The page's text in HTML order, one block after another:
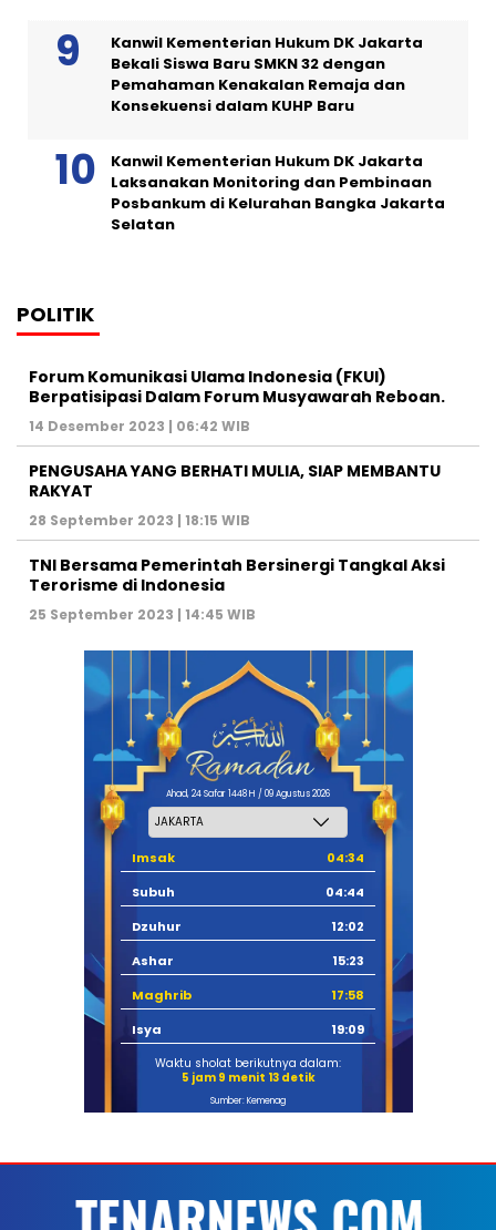
Kanwil Kementerian Hukum DK Jakarta
Bekali Siswa Baru SMKN 32 dengan
Pemahaman Kenakalan Remaja dan
Konsekuensi dalam KUHP Baru
Kanwil Kementerian Hukum DK Jakarta
Laksanakan Monitoring dan Pembinaan
Posbankum di Kelurahan Bangka Jakarta
Selatan
POLITIK
Forum Komunikasi Ulama Indonesia (FKUI)
Berpatisipasi Dalam Forum Musyawarah Reboan.
14 Desember 2023 | 06:42 WIB
PENGUSAHA YANG BERHATI MULIA, SIAP MEMBANTU
RAKYAT
28 September 2023 | 18:15 WIB
TNI Bersama Pemerintah Bersinergi Tangkal Aksi
Terorisme di Indonesia
25 September 2023 | 14:45 WIB
Ahad, 24 Safar 1448 H / 09 Agustus 2026
Imsak
04:34
Subuh
04:44
Dzuhur
12:02
Ashar
15:23
Maghrib
17:58
Isya
19:09
Waktu sholat berikutnya dalam:
5 jam 9 menit 13 detik
Sumber: Kemenag